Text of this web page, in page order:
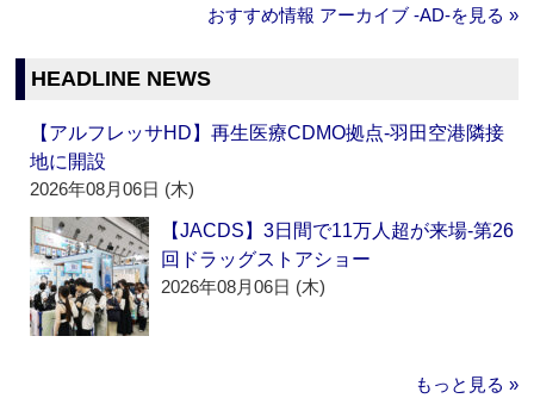
おすすめ情報 アーカイブ ‐AD‐を見る »
HEADLINE NEWS
【アルフレッサHD】再生医療CDMO拠点‐羽田空港隣接
地に開設
2026年08月06日 (木)
【JACDS】3日間で11万人超が来場‐第26
回ドラッグストアショー
2026年08月06日 (木)
もっと見る »